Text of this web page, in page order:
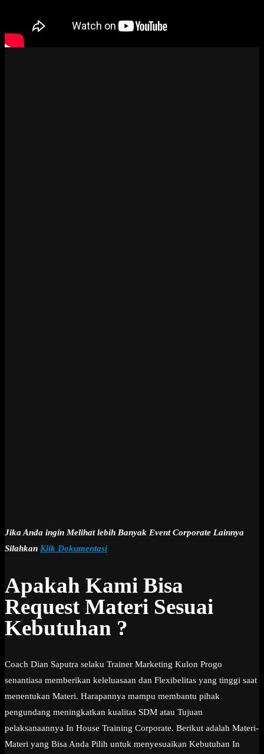
Jika Anda ingin Melihat lebih Banyak Event Corporate Lainnya
Silahkan Klik Dokumentasi
Apakah Kami Bisa
Request Materi Sesuai
Kebutuhan ?
Coach Dian Saputra selaku Trainer Marketing Kulon Progo
senantiasa memberikan keleluasaan dan Flexibelitas yang tinggi saat
menentukan Materi. Harapannya mampu membantu pihak
pengundang meningkatkan kualitas SDM atau Tujuan
pelaksanaannya In House Training Corporate. Berikut adalah Materi-
Materi yang Bisa Anda Pilih untuk menyesuaikan Kebutuhan In